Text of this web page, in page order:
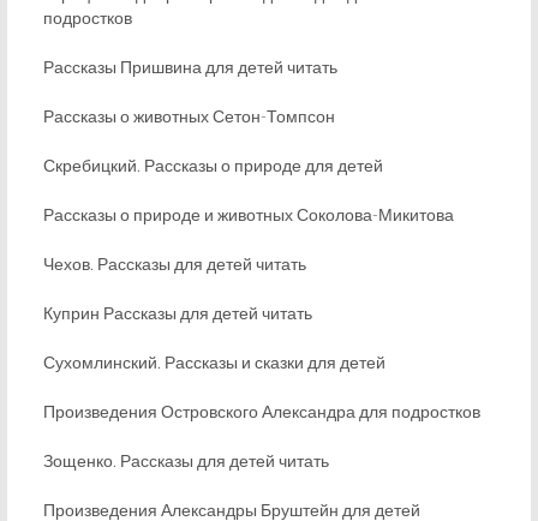
подростков
Рассказы Пришвина для детей читать
Рассказы о животных Сетон-Томпсон
Скребицкий. Рассказы о природе для детей
Рассказы о природе и животных Соколова-Микитова
Чехов. Рассказы для детей читать
Куприн Рассказы для детей читать
Сухомлинский. Рассказы и сказки для детей
Произведения Островского Александра для подростков
Зощенко. Рассказы для детей читать
Произведения Александры Бруштейн для детей